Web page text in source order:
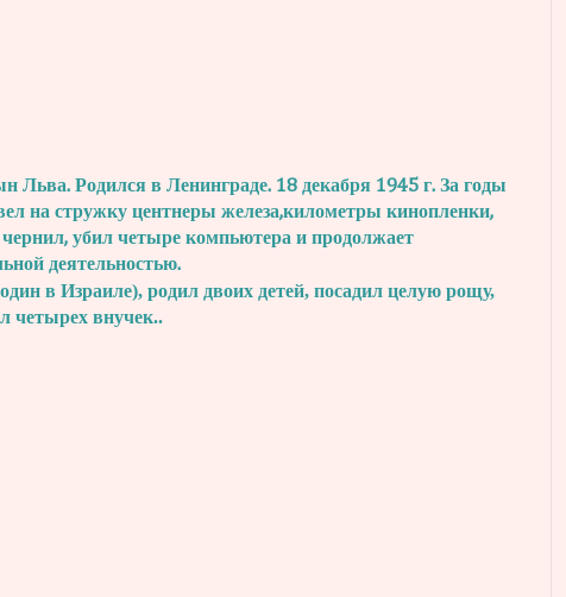
Льва. Родился в Ленинграде. 18 декабря 1945 г. За годы
на стружку центнеры железа,километры кинопленки,
убил четыре компьютера и продолжает
деятельностью.
в Израиле), родил двоих детей, посадил целую рощу,
четырех внучек..